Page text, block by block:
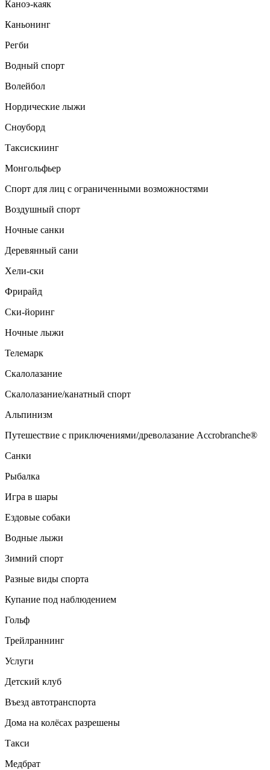
Каноэ-каяк
Каньонинг
Регби
Водный спорт
Волейбол
Нордические лыжи
Сноуборд
Таксискиинг
Монгольфьер
Спорт для лиц с ограниченными возможностями
Воздушный спорт
Ночные санки
Деревянный сани
Хели-ски
Фрирайд
Ски-йоринг
Ночные лыжи
Телемарк
Скалолазание
Скалолазание/канатный спорт
Альпинизм
Путешествие с приключениями/древолазание Accrobranche®
Санки
Рыбалка
Игра в шары
Ездовые собаки
Водные лыжи
Зимний спорт
Разные виды спорта
Купание под наблюдением
Гольф
Трейлраннинг
Услуги
Детский клуб
Въезд автотранспорта
Дома на колёсах разрешены
Такси
Медбрат